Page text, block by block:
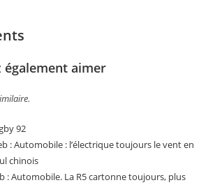
également aimer
92
: Automobile : l’électrique toujours le vent en
chinois
: Automobile. La R5 cartonne toujours, plus